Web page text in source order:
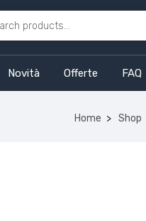
Novità Offerte FAQ
Home Shop